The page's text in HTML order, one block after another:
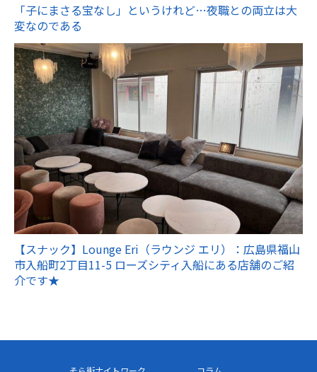
「子にまさる宝なし」というけれど…夜職との両立は大
変なのである
【スナック】Lounge Eri（ラウンジ エリ）：広島県福山
市入船町2丁目11-5 ローズシティ入船にある店舗のご紹
介です★